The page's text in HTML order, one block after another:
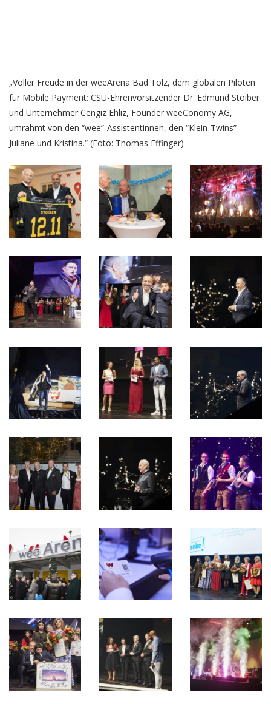
„Voller Freude in der weeArena Bad Tölz, dem globalen Piloten
für Mobile Payment: CSU-Ehrenvorsitzender Dr. Edmund Stoiber
und Unternehmer Cengiz Ehliz, Founder weeConomy AG,
umrahmt von den “wee”-Assistentinnen, den “Klein-Twins”
Juliane und Kristina.“ (Foto: Thomas Effinger)